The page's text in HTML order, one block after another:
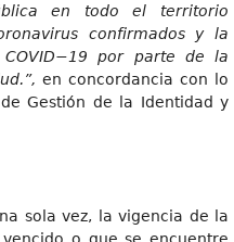
en todo el territorio
confirmados y la
por parte de la
en concordancia con lo
Gestión de la Identidad y
sola vez, la vigencia de la